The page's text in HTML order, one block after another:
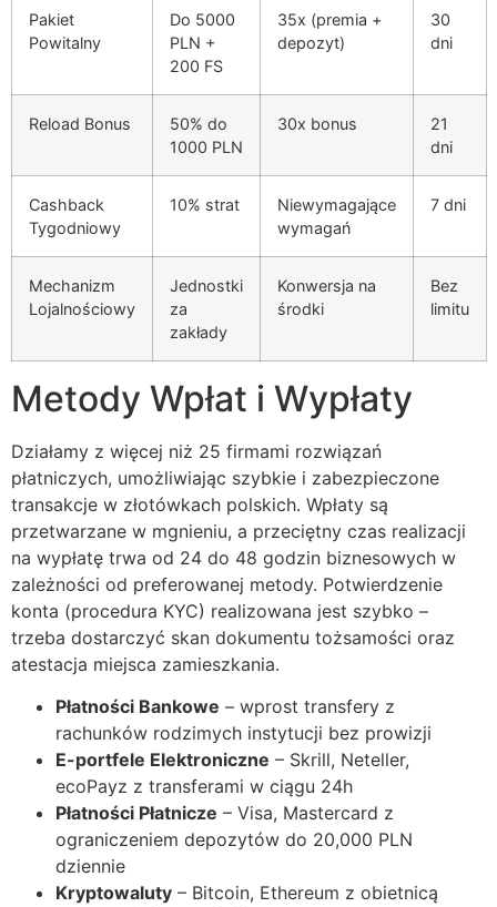
panel
panel
panel
panel
panel
panel
satın al
Panel
Panel
Panel
Panel
Panel
Panel
Panel
Panel
Panel
Panel
panel
Pakiet
Powitalny
Do 5000
PLN +
200 FS
35x (premia +
depozyt)
30
dni
Reload Bonus
50% do
1000 PLN
30x bonus
21
dni
Cashback
Tygodniowy
10% strat
Niewymagające
wymagań
7 dni
Mechanizm
Lojalnościowy
Jednostki
za
zakłady
Konwersja na
środki
Bez
limitu
Metody Wpłat i Wypłaty
Działamy z więcej niż 25 firmami rozwiązań
płatniczych, umożliwiając szybkie i zabezpieczone
transakcje w złotówkach polskich. Wpłaty są
przetwarzane w mgnieniu, a przeciętny czas realizacji
na wypłatę trwa od 24 do 48 godzin biznesowych w
zależności od preferowanej metody. Potwierdzenie
konta (procedura KYC) realizowana jest szybko –
trzeba dostarczyć skan dokumentu tożsamości oraz
atestacja miejsca zamieszkania.
Płatności Bankowe – wprost transfery z
rachunków rodzimych instytucji bez prowizji
E-portfele Elektroniczne – Skrill, Neteller,
ecoPayz z transferami w ciągu 24h
Płatności Płatnicze – Visa, Mastercard z
ograniczeniem depozytów do 20,000 PLN
dziennie
Kryptowaluty – Bitcoin, Ethereum z obietnicą